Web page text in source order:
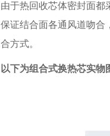
由于热回收芯体密封面都
保证结合面各通风道吻合
合方式。
以下为组合式换热芯实物